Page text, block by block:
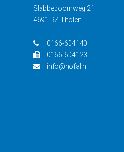
Slabbecoornweg 21
4691 RZ Tholen
0166-604140
0166-604123
info@hofal.nl